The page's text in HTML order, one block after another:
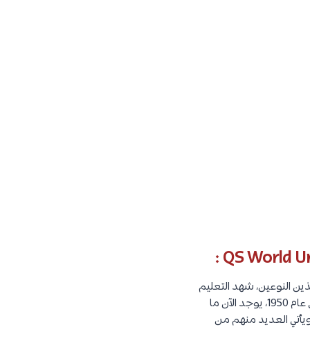
النوعين، شهد التعليم
العالي في البلاد نمواً هائلاً منذ أن أصبح مستقلاً في عام 1945، من 10 مؤسسات فقط للتعليم العالي في عام 1950، يوجد الآن ما
طالب دولي في إندونيسيا ، ويأتي العديد منهم من